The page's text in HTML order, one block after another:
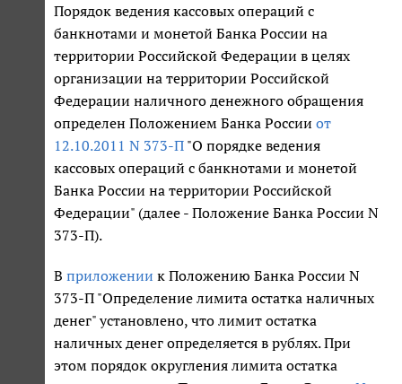
Порядок ведения кассовых операций с
банкнотами и монетой Банка России на
территории Российской Федерации в целях
организации на территории Российской
Федерации наличного денежного обращения
определен Положением Банка России от
12.10.2011 N 373-П "О порядке ведения
кассовых операций с банкнотами и монетой
Банка России на территории Российской
Федерации" (далее - Положение Банка России N
373-П).
В приложении к Положению Банка России N
373-П "Определение лимита остатка наличных
денег" установлено, что лимит остатка
наличных денег определяется в рублях. При
этом порядок округления лимита остатка